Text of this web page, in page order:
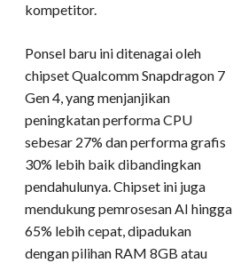
kompetitor.
Ponsel baru ini ditenagai oleh
chipset Qualcomm Snapdragon 7
Gen 4, yang menjanjikan
peningkatan performa CPU
sebesar 27% dan performa grafis
30% lebih baik dibandingkan
pendahulunya. Chipset ini juga
mendukung pemrosesan AI hingga
65% lebih cepat, dipadukan
dengan pilihan RAM 8GB atau